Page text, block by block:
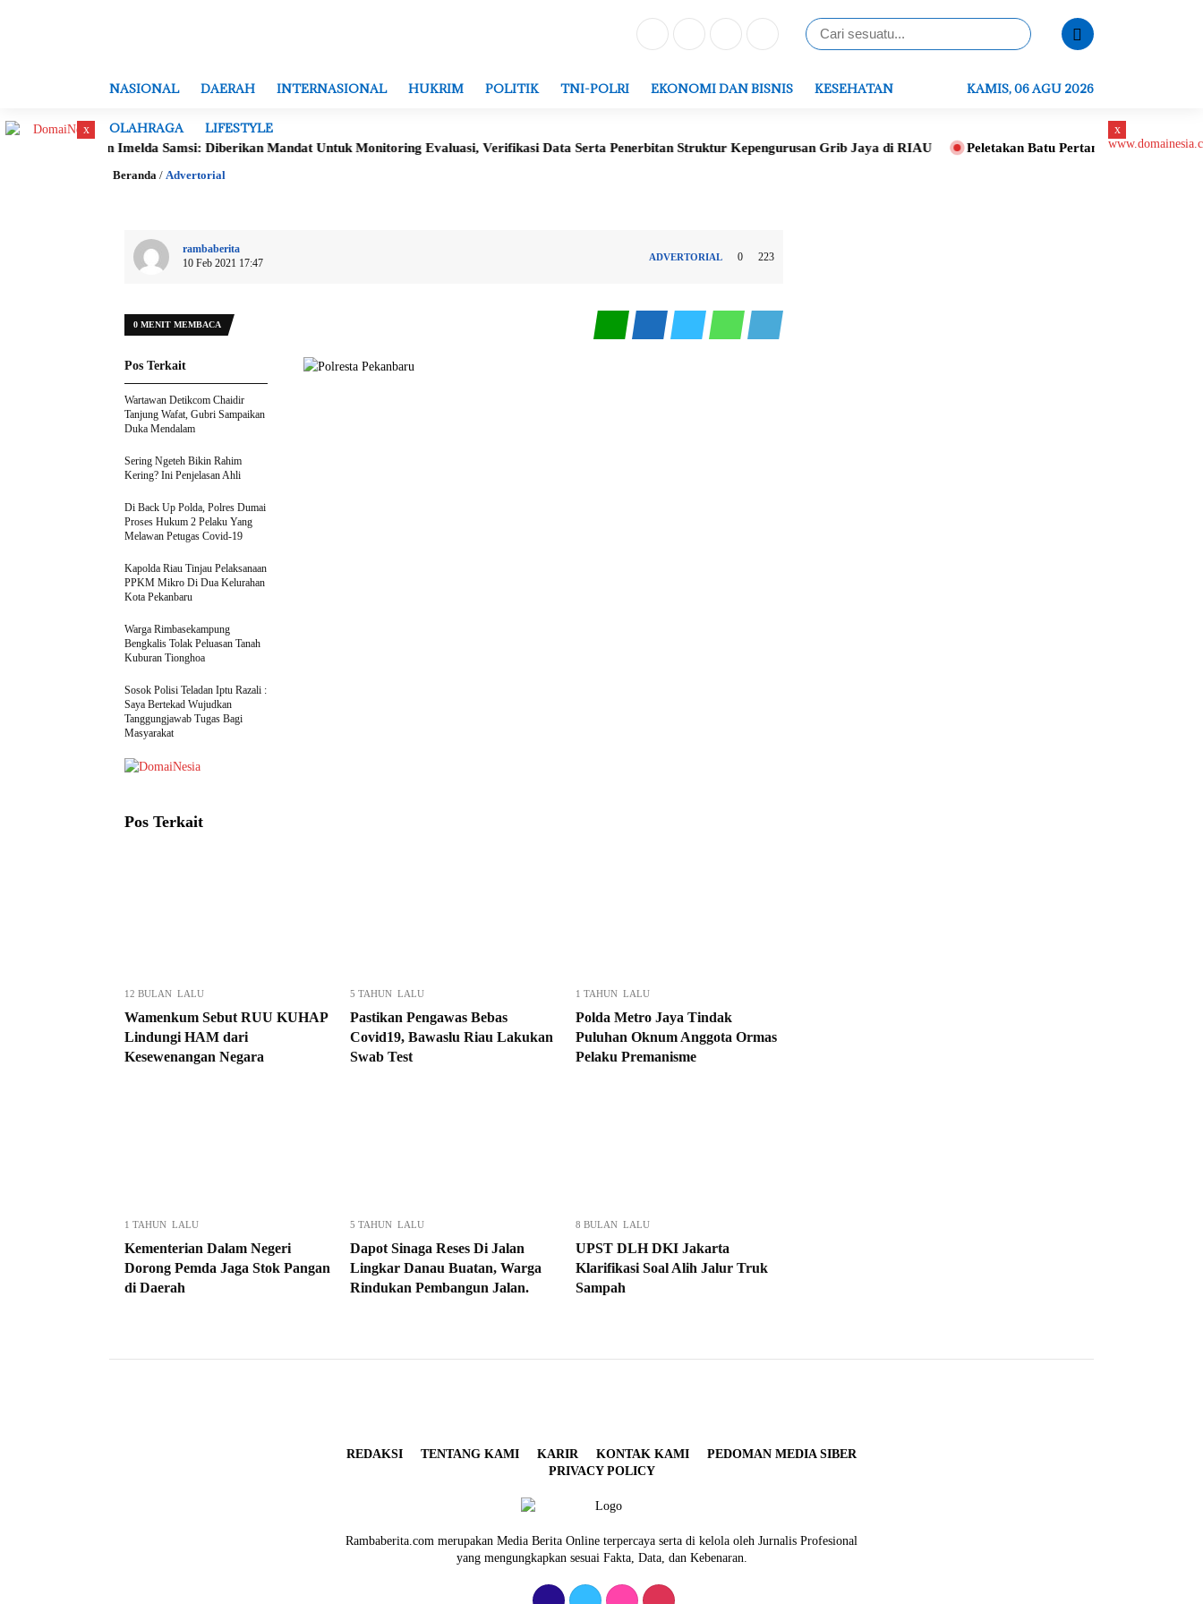
NASIONAL DAERAH INTERNASIONAL HUKRIM POLITIK TNI-POLRI EKONOMI DAN BISNIS KESEHATAN
OLAHRAGA LIFESTYLE
KAMIS, 06 AGU 2026
Datin Imelda Samsi: Diberikan Mandat Untuk Monitoring Evaluasi, Verifikasi Data Serta Penerbitan Struktur Kepengurusan Grib Jaya di RIAU Peletakan Batu Pertama Gereja St. Ignatius,
Beranda / Advertorial
rambaberita
10 Feb 2021 17:47
ADVERTORIAL 0 223
0 MENIT MEMBACA
Pos Terkait
Wartawan Detikcom Chaidir
Tanjung Wafat, Gubri Sampaikan
Duka Mendalam
Sering Ngeteh Bikin Rahim
Kering? Ini Penjelasan Ahli
Di Back Up Polda, Polres Dumai
Proses Hukum 2 Pelaku Yang
Melawan Petugas Covid-19
Kapolda Riau Tinjau Pelaksanaan
PPKM Mikro Di Dua Kelurahan
Kota Pekanbaru
Warga Rimbasekampung
Bengkalis Tolak Peluasan Tanah
Kuburan Tionghoa
Sosok Polisi Teladan Iptu Razali :
Saya Bertekad Wujudkan
Tanggungjawab Tugas Bagi
Masyarakat
Pos Terkait
12 BULAN LALU
Wamenkum Sebut RUU KUHAP
Lindungi HAM dari
Kesewenangan Negara
5 TAHUN LALU
Pastikan Pengawas Bebas
Covid19, Bawaslu Riau Lakukan
Swab Test
1 TAHUN LALU
Polda Metro Jaya Tindak
Puluhan Oknum Anggota Ormas
Pelaku Premanisme
1 TAHUN LALU
Kementerian Dalam Negeri
Dorong Pemda Jaga Stok Pangan
di Daerah
5 TAHUN LALU
Dapot Sinaga Reses Di Jalan
Lingkar Danau Buatan, Warga
Rindukan Pembangun Jalan.
8 BULAN LALU
UPST DLH DKI Jakarta
Klarifikasi Soal Alih Jalur Truk
Sampah
x x
REDAKSI TENTANG KAMI KARIR KONTAK KAMI
PEDOMAN MEDIA SIBER
PRIVACY POLICY
Rambaberita.com merupakan Media Berita Online terpercaya serta di kelola oleh Jurnalis Profesional
yang mengungkapkan sesuai Fakta, Data, dan Kebenaran.